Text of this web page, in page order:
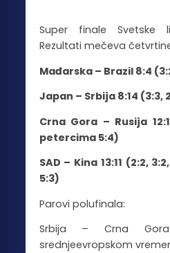
Super finale Svetske
Rezultati mečeva
Mađarska – Brazil 8:4
Japan – Srbija 8:14 (3:3,
Crna Gora – Rusija
petercima 5:4)
SAD – Kina 13:11 (2:2,
5:3)
Parovi polufinala:
Srbija – Crna
srednjeevropskom